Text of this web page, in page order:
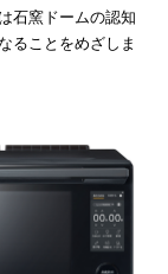
石窯ドームの認知
ることをめざしま